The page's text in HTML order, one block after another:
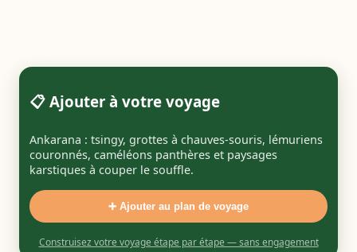
📋 Ajouter à votre voyage
Ankarana : tsingy, grottes à chauves‑souris, lémuriens
couronnés, caméléons panthères et paysages
karstiques à couper le souffle.
➕ Ajouter au plan de voyage
Construisez votre voyage étape par étape — sans engagement